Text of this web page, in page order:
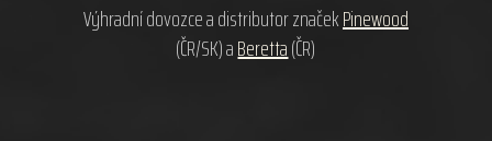
Výhradní dovozce a distributor značekPinewood
(ČR/SK) aBeretta(ČR)